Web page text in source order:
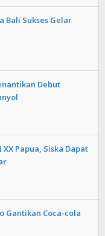
Bali Sukses Gelar
Debut
Papua, Siska Dapat
Gantikan Coca-cola